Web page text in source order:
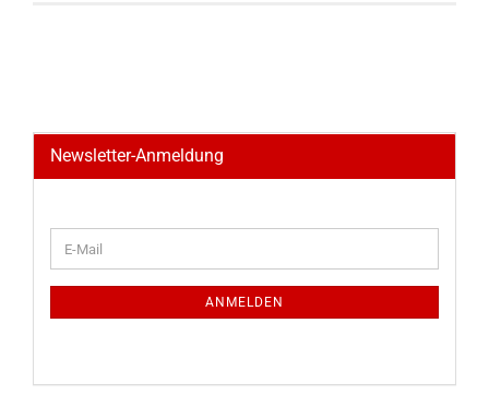
Newsletter-Anmeldung
ZUR
E-
Mail
ANMELDEN